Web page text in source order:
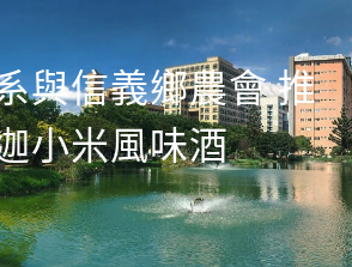
與信義鄉農會 推
小米風味酒